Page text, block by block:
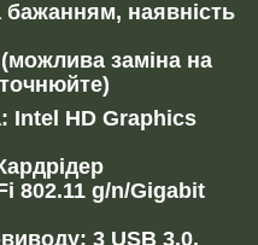
бажанням, наявність
заміна на
Intel HD Graphics
802.11 g/n/Gigabit
3 USB 3.0.